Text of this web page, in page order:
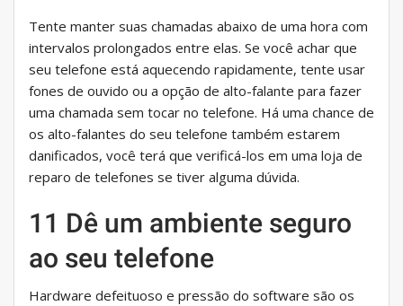
Tente manter suas chamadas abaixo de uma hora com
intervalos prolongados entre elas. Se você achar que
seu telefone está aquecendo rapidamente, tente usar
fones de ouvido ou a opção de alto-falante para fazer
uma chamada sem tocar no telefone. Há uma chance de
os alto-falantes do seu telefone também estarem
danificados, você terá que verificá-los em uma loja de
reparo de telefones se tiver alguma dúvida.
11 Dê um ambiente seguro
ao seu telefone
Hardware defeituoso e pressão do software são os